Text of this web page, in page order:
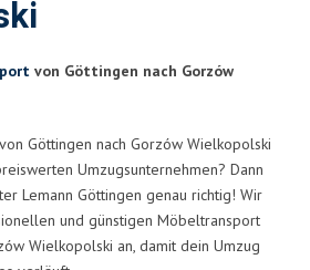
von Göttingen nach Gorzów
Göttingen nach Gorzów Wielkopolski
Umzugsunternehmen? Dann
Lemann Göttingen genau richtig! Wir
und günstigen Möbeltransport
Wielkopolski an, damit dein Umzug